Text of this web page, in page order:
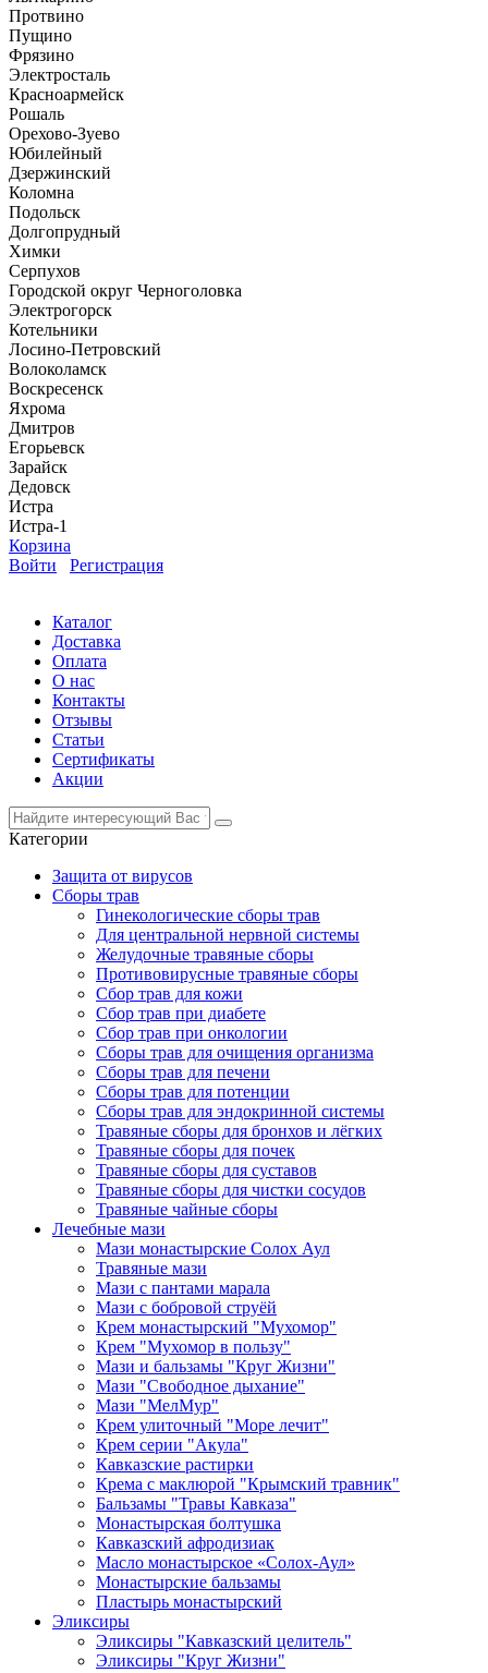
Протвино
Пущино
Фрязино
Электросталь
Красноармейск
Рошаль
Орехово-Зуево
Юбилейный
Дзержинский
Коломна
Подольск
Долгопрудный
Химки
Серпухов
Городской округ Черноголовка
Электрогорск
Котельники
Лосино-Петровский
Волоколамск
Воскресенск
Яхрома
Дмитров
Егорьевск
Зарайск
Дедовск
Истра
Истра-1
Корзина
Войти
Регистрация
Каталог
Доставка
Оплата
О нас
Контакты
Отзывы
Статьи
Сертификаты
Акции
Категории
Защита от вирусов
Сборы трав
Гинекологические сборы трав
Для центральной нервной системы
Желудочные травяные сборы
Противовирусные травяные сборы
Сбор трав для кожи
Сбор трав при диабете
Сбор трав при онкологии
Сборы трав для очищения организма
Сборы трав для печени
Сборы трав для потенции
Сборы трав для эндокринной системы
Травяные сборы для бронхов и лёгких
Травяные сборы для почек
Травяные сборы для суставов
Травяные сборы для чистки сосудов
Травяные чайные сборы
Лечебные мази
Мази монастырские Солох Аул
Травяные мази
Мази с пантами марала
Мази с бобровой струёй
Крем монастырский "Мухомор"
Крем "Мухомор в пользу"
Мази и бальзамы "Круг Жизни"
Мази "Свободное дыхание"
Мази "МелМур"
Крем улиточный "Море лечит"
Крем серии "Акула"
Кавказские растирки
Крема с маклюрой "Крымский травник"
Бальзамы "Травы Кавказа"
Монастырская болтушка
Кавказский афродизиак
Масло монастырское «Солох-Аул»
Монастырские бальзамы
Пластырь монастырский
Эликсиры
Эликсиры "Кавказский целитель"
Эликсиры "Круг Жизни"